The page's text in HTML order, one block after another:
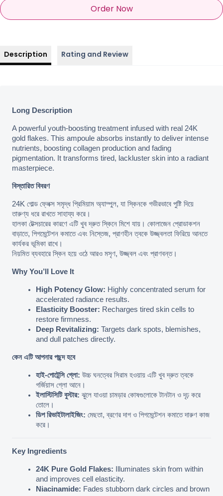
Order Now
Description Rating and Review
Long Description
A powerful youth-boosting treatment infused with real 24K
gold flakes. This ampoule absorbs instantly to deliver intense
nutrients, boosting collagen production and fading
pigmentation. It transforms tired, lackluster skin into a radiant
masterpiece.
বিস্তারিত বিবরণ
24K গোল্ড ফ্লেক্স সমৃদ্ধ প্রিমিয়াম অ্যাম্পুল, যা স্কিনকে গভীরভাবে পুষ্টি দিয়ে
তারুণ্য ধরে রাখতে সাহায্য করে।
হালকা টেক্সচারের কারণে এটি খুব দ্রুত স্কিনে মিশে যায়। কোলাজেন প্রোডাকশন
বাড়াতে, পিগমেন্টেশন কমাতে এবং নিস্তেজ, প্রাণহীন ত্বকে উজ্জ্বলতা ফিরিয়ে আনতে
কার্যকর ভূমিকা রাখে।
নিয়মিত ব্যবহারে স্কিন হয়ে ওঠে আরও মসৃণ, উজ্জ্বল এবং প্রাণবন্ত।
Why You’ll Love It
High Potency Glow: Highly concentrated serum for
accelerated radiance results.
Elasticity Booster: Recharges tired skin cells to
restore firmness.
Deep Revitalizing: Targets dark spots, blemishes,
and dull patches directly.
কেন এটি আপনার পছন্দ হবে
হাই-পোটেন্সি গ্লো: উচ্চ ঘনত্বের সিরাম হওয়ায় এটি খুব দ্রুত ত্বকে
গর্জিয়াস গ্লো আনে।
ইলাস্টিসিটি বুস্টার: ঝুলে যাওয়া চামড়ার কোষগুলোকে টানটান ও দৃঢ় করে
তোলে।
ডিপ রিভাইটালাইজিং: মেছতা, ব্রণের দাগ ও পিগমেন্টেশন কমাতে দারুণ কাজ
করে।
Key Ingredients
24K Pure Gold Flakes: Illuminates skin from within
and improves cell elasticity.
Niacinamide: Fades stubborn dark circles and brown